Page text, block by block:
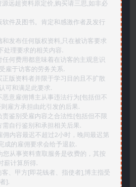
远超资料原定价,购买请三思,如非必
件及图书。肯定和感激作者及发行
发布任何版权资料,只在被访客要求
处理要求的相关内容.
何费用都意味着在访客的主观意识
雇于访客的劳务关系.
版资料者并限于学习目的且不扩散
可和满足此要求.
意雇佣博主从事违法行为[包括但不
雇方承担由此引发的后果.
鉴别受雇内容之合法性[包括但不限
自行鉴别和承担相关后果.
内容最迟不超过2小时，晚间最迟第
成的雇佣要求会给予退款.
从事资料查取服务是收费的，其按
薪计算所得.
、甲方[即花钱者、指使者],博主指受
].